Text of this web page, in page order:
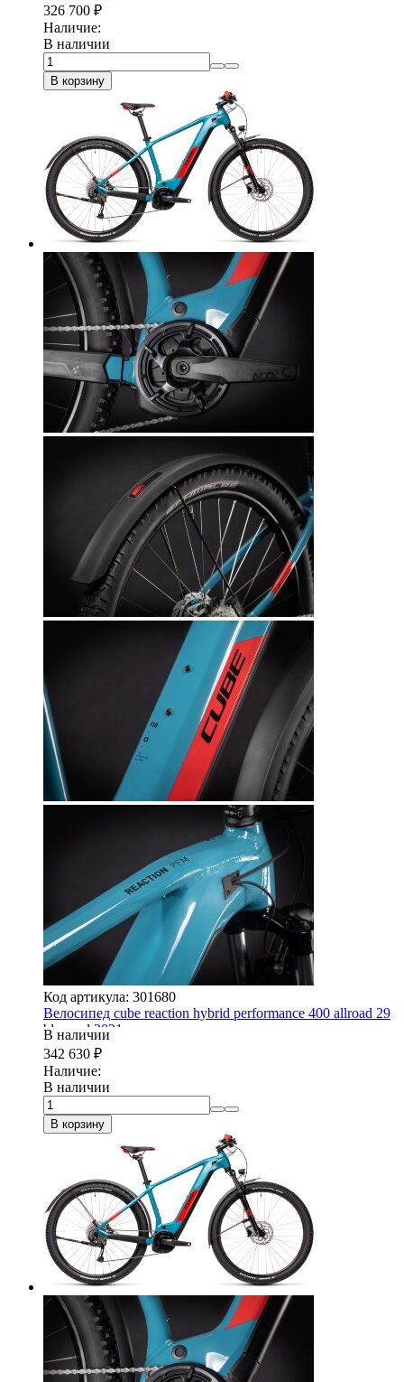
326 700 ₽
Наличие:
В наличии
В корзину
Код артикула: 301680
Велосипед cube reaction hybrid performance 400 allroad 29
blue-red 2021
В наличии
342 630 ₽
Наличие:
В наличии
В корзину